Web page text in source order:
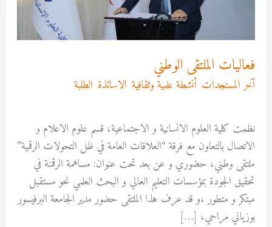
فعاليات الملتقى الوطني
آخر المستجدات أنشطة علمية وثقافية, الاساتذة الطلبة/
نظمت كلية العلوم الانسانية و الاجتماعية، قسم علوم الاعلام و
الاتصال بالتعاون مع فرقة “العلاقات العامة في ظل التحولات الرقمية”
ملتقى وطني، حضوري و عن بعد تحت عنوان: مساهمة الرقمنة في
تحقيق الجودة بمؤسسات التعليم العالي و البحث العلمي نحو مستقبل
مبتكر و متطور ،و قد عرف هذا الملتقى حضور مدير الجامعة البرفيسور
بوزياني مراحي، […]